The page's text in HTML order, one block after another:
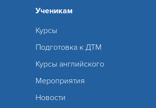
Ученикам
Курсы
Подготовка к ДТМ
Курсы английского
Мероприятия
Новости